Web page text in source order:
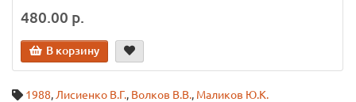
480.00 р.
В корзину
1988, Лисиенко В.Г., Волков В.В., Маликов Ю.К.